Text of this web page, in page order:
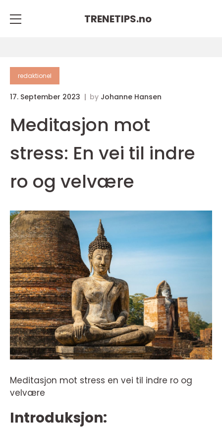
TRENETIPS.no
redaktionel
17. September 2023 by Johanne Hansen
Meditasjon mot
stress: En vei til indre
ro og velvære
Meditasjon mot stress en vei til indre ro og
velvære
Introduksjon: